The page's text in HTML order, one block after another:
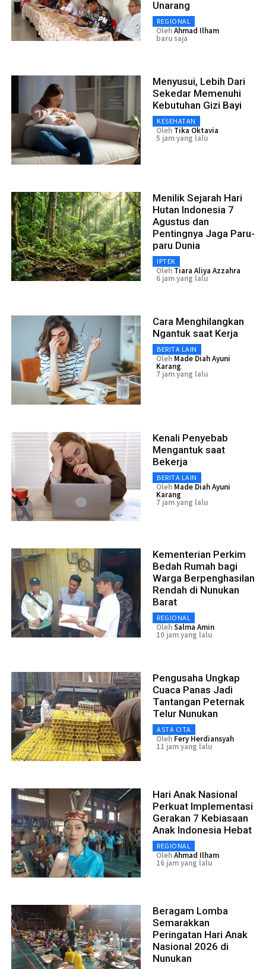
Unarang
REGIONAL
OlehAhmad Ilham
baru saja
Menyusui, Lebih Dari
Sekedar Memenuhi
Kebutuhan Gizi Bayi
KESEHATAN
Oleh Tika Oktavia
5 jam yang lalu
Menilik Sejarah Hari
Hutan Indonesia 7
Agustus dan
Pentingnya Jaga Paru-
paru Dunia
IPTEK
Oleh Tiara Aliya Azzahra
6 jam yang lalu
Cara Menghilangkan
Ngantuk saat Kerja
BERITA LAIN
Oleh Made Diah Ayuni
Karang
7 jam yang lalu
Kenali Penyebab
Mengantuk saat
Bekerja
BERITA LAIN
Oleh Made Diah Ayuni
Karang
7 jam yang lalu
Kementerian Perkim
Bedah Rumah bagi
Warga Berpenghasilan
Rendah di Nunukan
Barat
REGIONAL
OlehSalma Amin
10 jam yang lalu
Pengusaha Ungkap
Cuaca Panas Jadi
Tantangan Peternak
Telur Nunukan
ASTA CITA
Oleh Fery Herdiansyah
11 jam yang lalu
Hari Anak Nasional
Perkuat Implementasi
Gerakan 7 Kebiasaan
Anak Indonesia Hebat
REGIONAL
OlehAhmad Ilham
16 jam yang lalu
Beragam Lomba
Semarakkan
Peringatan Hari Anak
Nasional 2026 di
Nunukan